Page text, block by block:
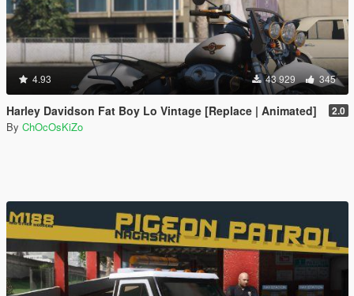
4.93 43 929 345
Harley Davidson Fat Boy Lo Vintage [Replace | Animated] 2.0
By ChOcOsKiZo